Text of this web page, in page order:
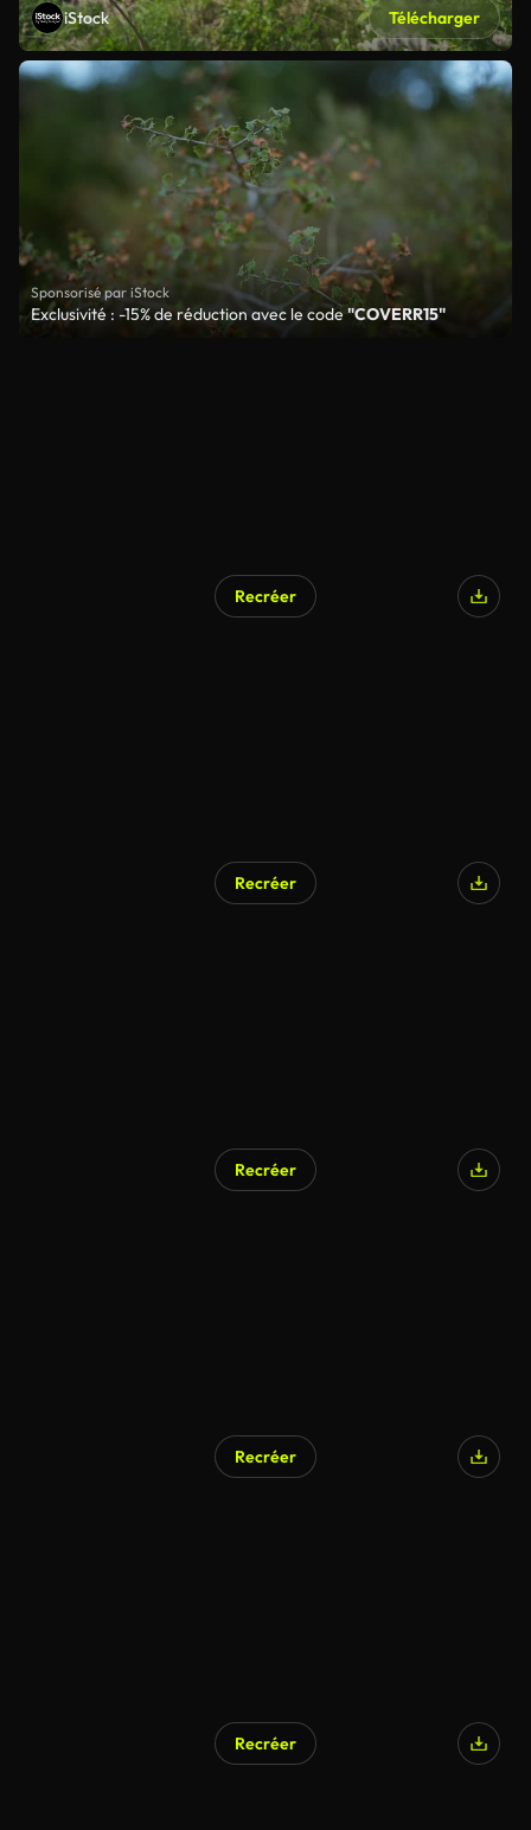
iStock Télécharger
Sponsorisé par iStock
Exclusivité : -15% de réduction avec le code"COVERR15"
Recréer
Recréer
Recréer
Recréer
Recréer